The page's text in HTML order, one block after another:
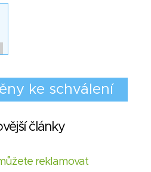
články
reklamovat